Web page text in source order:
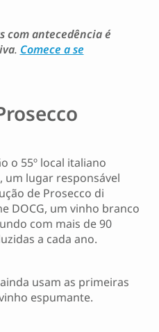
com antecedência é
. Comece a se
o 55º local italiano
um lugar responsável
de Prosecco di
DOCG, um vinho branco
com mais de 90
a cada ano.
usam as primeiras
espumante.